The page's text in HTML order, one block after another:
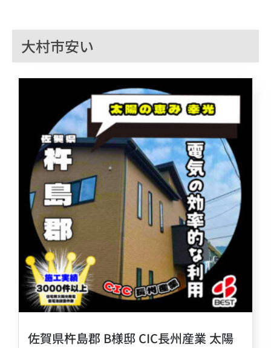
大村市安い
佐賀県杵島郡 B様邸 CIC長州産業 太陽